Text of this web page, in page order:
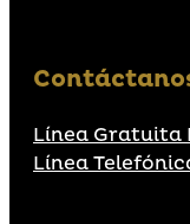
Línea Gratuita
Línea